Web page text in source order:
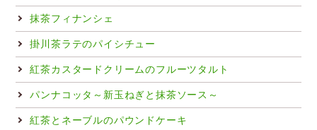
抹茶フィナンシェ
掛川茶ラテのパイシチュー
紅茶カスタードクリームのフルーツタルト
パンナコッタ～新玉ねぎと抹茶ソース～
紅茶とネーブルのパウンドケーキ